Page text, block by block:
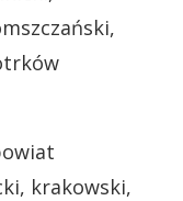
krakowski,